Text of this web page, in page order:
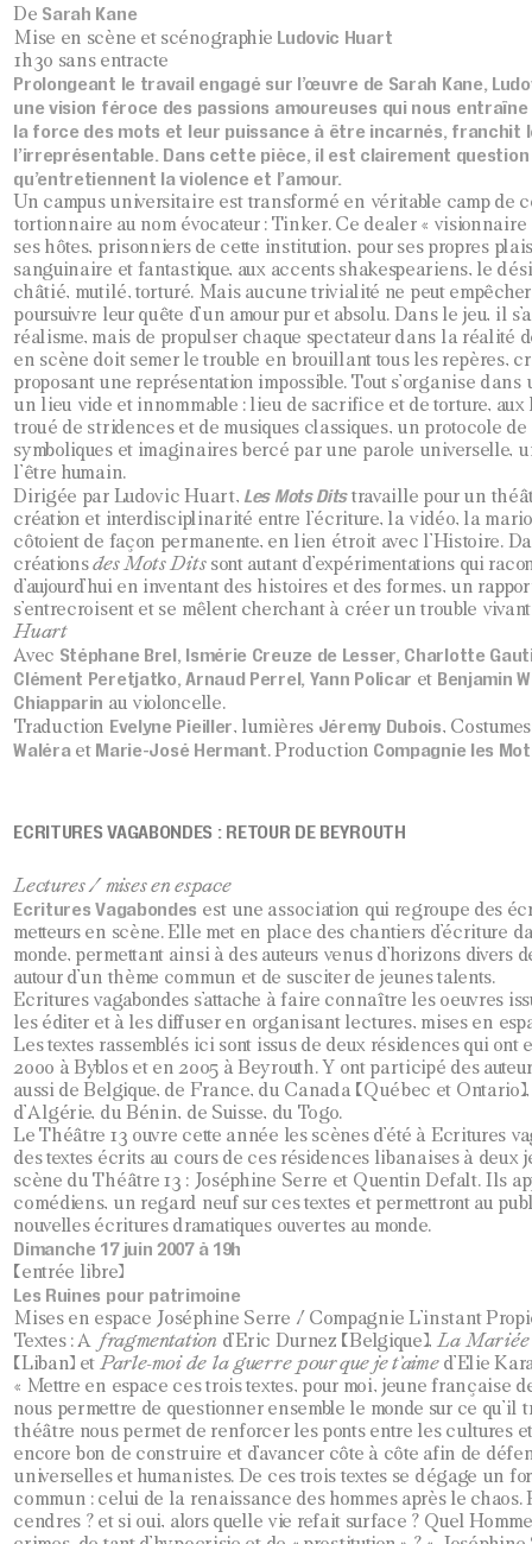
De Sarah Kane
Mise en scène et scénographie Ludovic Huart
1h30 sans entracte
Prolongeant le travail engagé sur l’œuvre de Sarah Kane,
une vision féroce des passions amoureuses qui nous
la force des mots et leur puissance à être incarnés, franchit
l’irreprésentable. Dans cette pièce, il est clairement question
qu’entretiennent la violence et l’amour.
Un campus universitaire est transformé en véritable camp de
tortionnaire au nom évocateur : Tinker. Ce dealer «
ses hôtes, prisonniers de cette institution, pour ses propres
sanguinaire et fantastique, aux accents shakespeariens, le
châtié, mutilé, torturé. Mais aucune trivialité ne peut
poursuivre leur quête d’un amour pur et absolu. Dans le jeu, il
réalisme, mais de propulser chaque spectateur dans la réalité
en scène doit semer le trouble en brouillant tous les repères,
proposant une représentation impossible. Tout s’organise
un lieu vide et innommable : lieu de sacrifice et de torture, aux
troué de stridences et de musiques classiques, un protocole
symboliques et imaginaires bercé par une parole universelle,
l’être humain.
Dirigée par Ludovic Huart, Les Mots Ditstravaille pour un
création et interdisciplinarité entre l’écriture, la vidéo, la
côtoient de façon permanente, en lien étroit avec l’Histoire.
créationsdes Mots Ditssont autant d’expérimentations qui
d’aujourd’hui en inventant des histoires et des formes, un
s’entrecroisent et se mêlent cherchant à créer un trouble
Huart
Avec Stéphane Brel, Ismérie Creuze de Lesser, Charlotte
Clément Peretjatko, Arnaud Perrel, Yann Policar et Benjamin
Chiapparin au violoncelle.
Traduction Evelyne Pieiller, lumières Jéremy Dubois,
Waléraet Marie-José Hermant. Production Compagnie les
ECRITURES VAGABONDES : RETOUR DE BEYROUTH
Lectures / mises en espace
Ecritures Vagabondes est une association qui regroupe des
metteurs en scène. Elle met en place des chantiers d’écriture
monde, permettant ainsi à des auteurs venus d’horizons divers
autour d’un thème commun et de susciter de jeunes talents.
Ecritures vagabondes s’attache à faire connaître les oeuvres
les éditer et à les diffuser en organisant lectures, mises en
Les textes rassemblés ici sont issus de deux résidences qui ont
2000 à Byblos et en 2005 à Beyrouth. Y ont participé des
aussi de Belgique, de France, du Canada (Québec et Ontario),
d’Algérie, du Bénin, de Suisse, du Togo.
Le Théâtre 13 ouvre cette année les scènes d’été à Ecritures
des textes écrits au cours de ces résidences libanaises à deux
scène du Théâtre 13 : Joséphine Serre et Quentin Defalt. Ils
comédiens, un regard neuf sur ces textes et permettront au
nouvelles écritures dramatiques ouvertes au monde.
Dimanche 17 juin 2007 à 19h
(entrée libre)
Les Ruines pour patrimoine
Mises en espace Joséphine Serre / Compagnie L’instant
Textes : A fragmentation d’Eric Durnez (Belgique), La Mariée
(Liban) et Parle-moi de la guerre pour que je t’aimed’Elie
« Mettre en espace ces trois textes, pour moi, jeune française
nous permettre de questionner ensemble le monde sur ce qu’il
théâtre nous permet de renforcer les ponts entre les cultures
encore bon de construire et d’avancer côte à côte afin de
universelles et humanistes. De ces trois textes se dégage un
commun : celui de la renaissance des hommes après le chaos.
cendres ? et si oui, alors quelle vie refait surface ? Quel